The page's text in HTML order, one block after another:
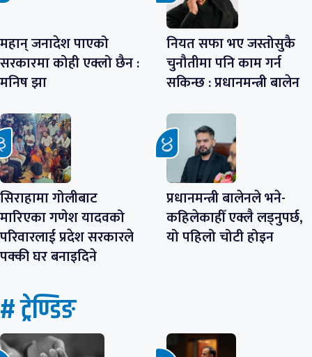
महान् जनादेश पाएको
सरकारमा कोही एक्लो छैन :
मनिष झा
नियत सफा भए जस्तोसुकै
चुनौतीमा पनि काम गर्न
सकिन्छ : प्रधानमन्त्री बालेन
सिराहामा गोलीबाट
मारिएका गणेश यादवको
परिवारलाई प्रदेश सरकारले
पक्की घर बनाइदिने
प्रधानमन्त्री बालेनले भने-
कहिलेकाहीँ एक्लै लड्नुपर्छ,
यो पहिलो चोटी होइन
# ट्रेण्डिङ